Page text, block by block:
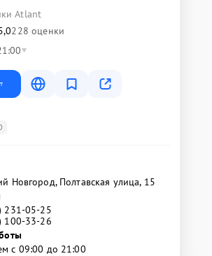
Atlant
228 оценки
Новгород, Полтавская улица, 15
231-05-25
100-33-26
с 09:00 до 21:00